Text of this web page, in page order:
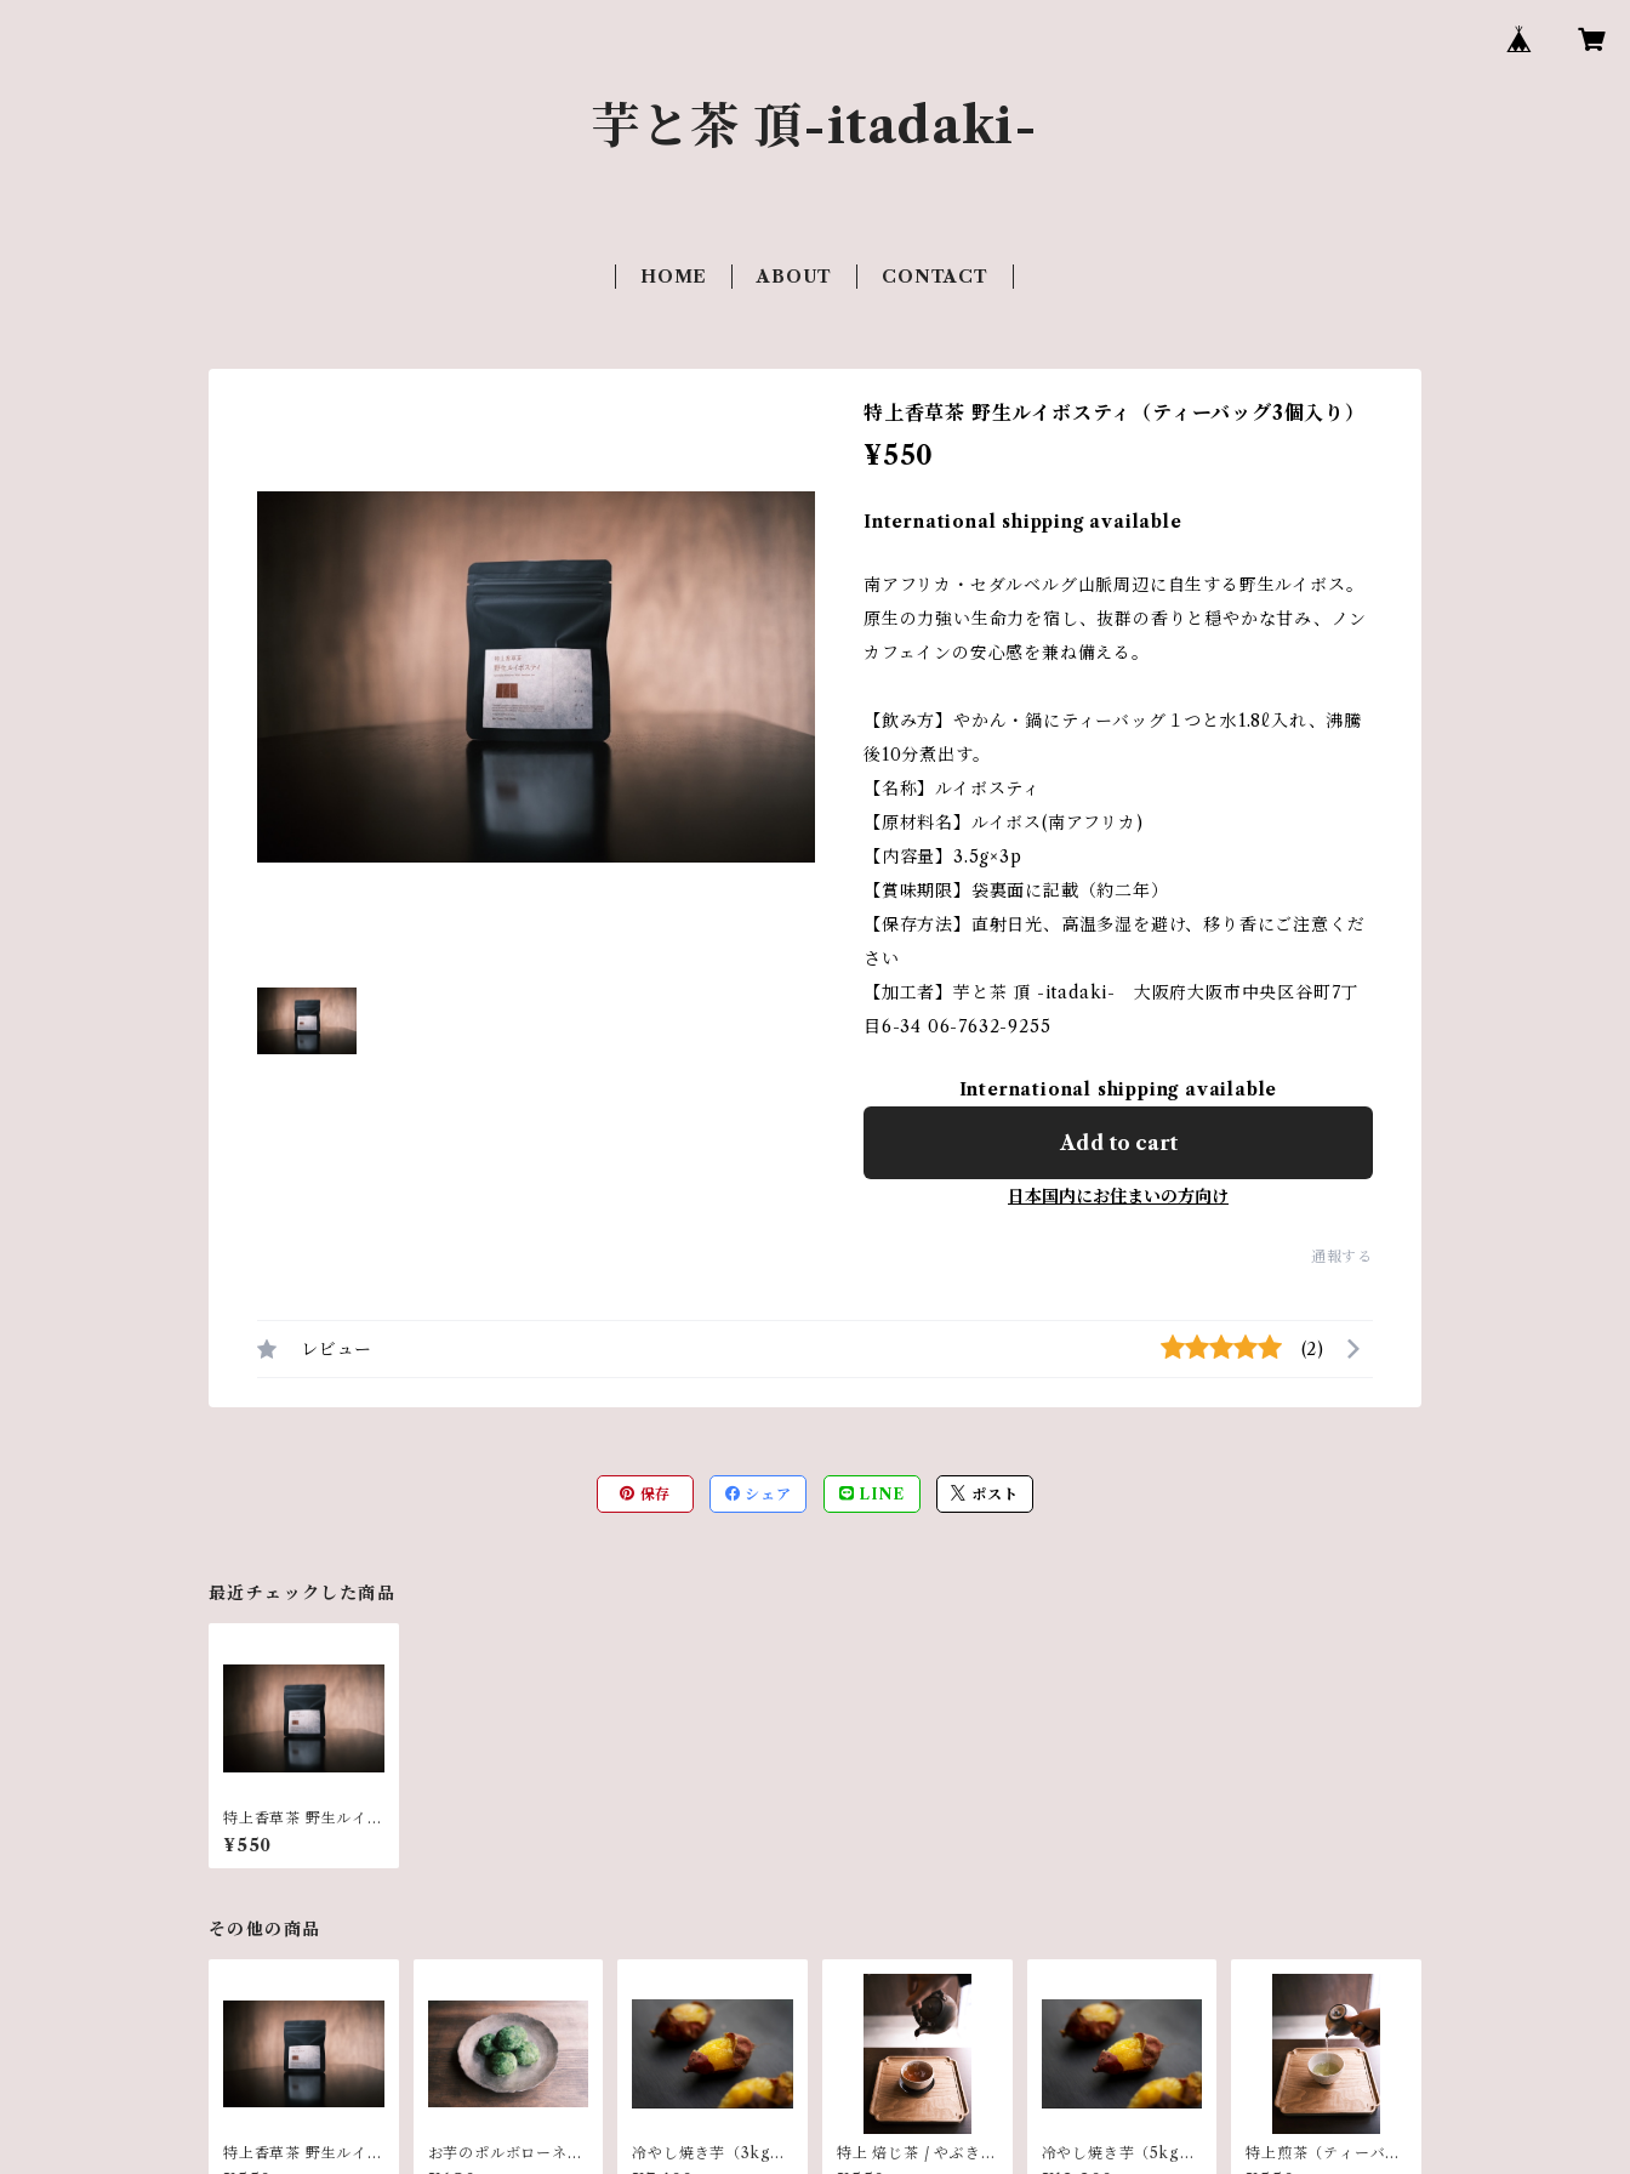
芋と茶 頂-itadaki-
HOME ABOUT CONTACT
特上香草茶 野生ルイボスティ（ティーバッグ3個入り）
¥550
International shipping available
南アフリカ・セダルベルグ山脈周辺に自生する野生ルイボス。
原生の力強い生命力を宿し、抜群の香りと穏やかな甘み、ノン
カフェインの安心感を兼ね備える。
【飲み方】やかん・鍋にティーバッグ１つと水1.8ℓ入れ、沸騰
後10分煮出す。
【名称】ルイボスティ
【原材料名】ルイボス(南アフリカ)
【内容量】3.5g×3p
【賞味期限】袋裏面に記載（約二年）
【保存方法】直射日光、高温多湿を避け、移り香にご注意くだ
さい
【加工者】芋と茶 頂 -itadaki- 大阪府大阪市中央区谷町7丁
目6-34 06-7632-9255
International shipping available
Add to cart
日本国内にお住まいの方向け
通報する
レビュー (2)
保存 シェア LINE ポスト
最近チェックした商品
特上香草茶 野生ルイボ
スティ（ティーバッグ
3個入り）
¥550
その他の商品
特上香草茶 野生ルイボ
お芋のポルボローネ：
冷やし焼き芋（3kg／
特上 焙じ茶 / やぶきた
冷やし焼き芋（5kg／
特上煎茶（ティーバッ